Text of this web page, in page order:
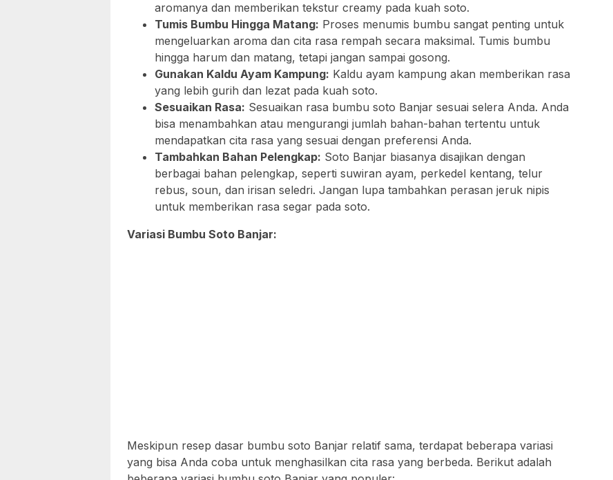
aromanya dan memberikan tekstur creamy pada kuah soto.
Tumis Bumbu Hingga Matang: Proses menumis bumbu sangat penting untuk
mengeluarkan aroma dan cita rasa rempah secara maksimal. Tumis bumbu
hingga harum dan matang, tetapi jangan sampai gosong.
Gunakan Kaldu Ayam Kampung: Kaldu ayam kampung akan memberikan rasa
yang lebih gurih dan lezat pada kuah soto.
Sesuaikan Rasa: Sesuaikan rasa bumbu soto Banjar sesuai selera Anda. Anda
bisa menambahkan atau mengurangi jumlah bahan-bahan tertentu untuk
mendapatkan cita rasa yang sesuai dengan preferensi Anda.
Tambahkan Bahan Pelengkap: Soto Banjar biasanya disajikan dengan
berbagai bahan pelengkap, seperti suwiran ayam, perkedel kentang, telur
rebus, soun, dan irisan seledri. Jangan lupa tambahkan perasan jeruk nipis
untuk memberikan rasa segar pada soto.
Variasi Bumbu Soto Banjar:
Meskipun resep dasar bumbu soto Banjar relatif sama, terdapat beberapa variasi
yang bisa Anda coba untuk menghasilkan cita rasa yang berbeda. Berikut adalah